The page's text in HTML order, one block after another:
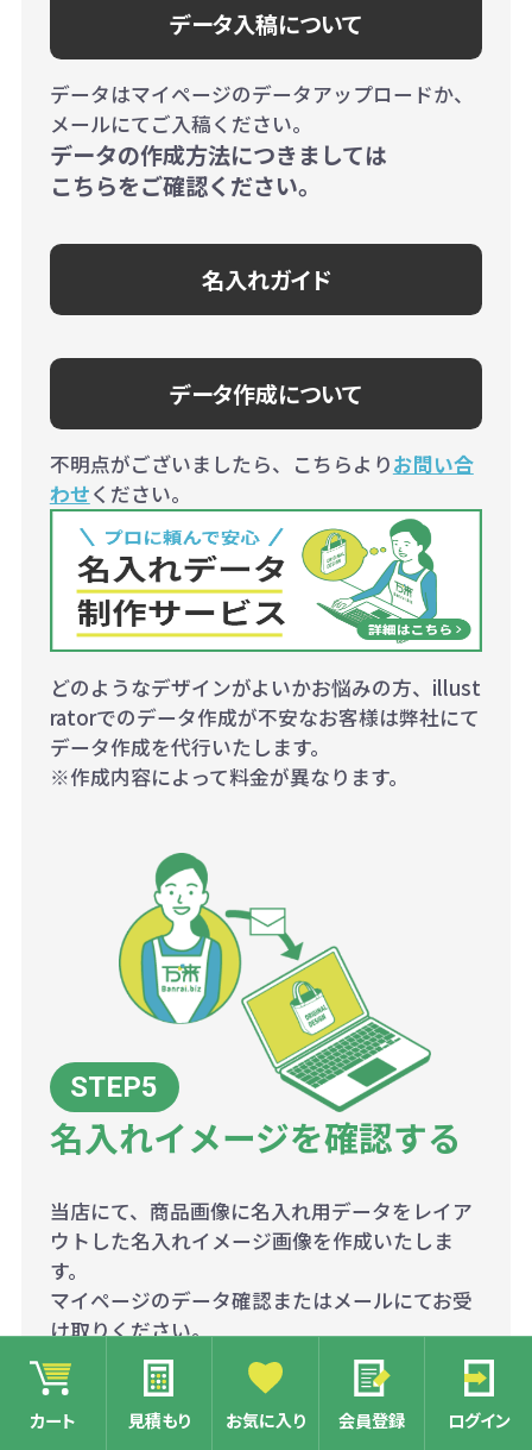
カート 見積もり お気に入り 会員登録 ログイン
データ入稿について
データはマイページのデータアップロードか、
メールにてご入稿ください。
データの作成方法につきましては
こちらをご確認ください。
名入れガイド
データ作成について
不明点がございましたら、こちらよりお問い合
わせください。
どのようなデザインがよいかお悩みの方、illust
ratorでのデータ作成が不安なお客様は弊社にて
データ作成を代行いたします。
※作成内容によって料金が異なります。
名入れイメージを確認する
当店にて、商品画像に名入れ用データをレイア
ウトした名入れイメージ画像を作成いたしま
す。
マイページのデータ確認またはメールにてお受
け取りください。
※印刷位置、サイズ、色等がご指定の仕様と相
違がないかご確認いただき、修正がない場合は
OKのご連絡を、修正が必要な場合は修正点と